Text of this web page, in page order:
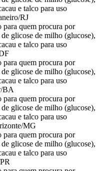
e talco para uso
RJ
para quem procura por
glicose de milho (glucose),
e talco para uso
para quem procura por
glicose de milho (glucose),
e talco para uso
BA
para quem procura por
glicose de milho (glucose),
e talco para uso
MG
para quem procura por
glicose de milho (glucose),
e talco para uso